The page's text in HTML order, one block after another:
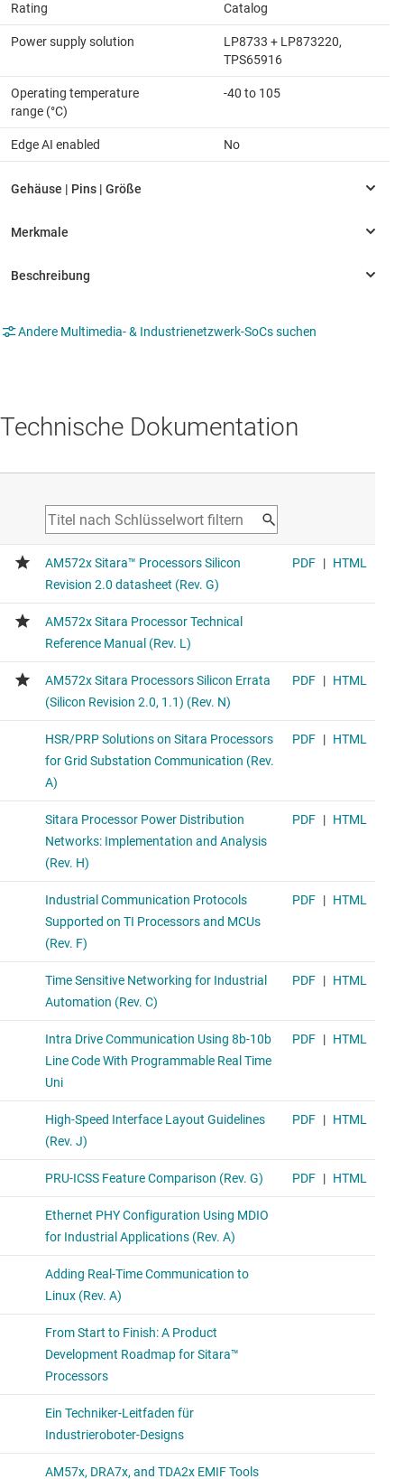
Rating Catalog
Power supply solution
LP8733 + LP873220,
TPS65916
Operating temperature
range (°C)
-40 to 105
Edge AI enabled No
Andere Multimedia- & Industrienetzwerk-SoCs suchen
Technische Dokumentation